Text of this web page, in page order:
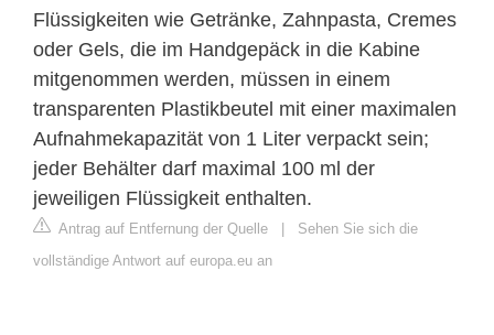
Flüssigkeiten wie Getränke, Zahnpasta, Cremes
oder Gels, die im Handgepäck in die Kabine
mitgenommen werden, müssen in einem
transparenten Plastikbeutel mit einer maximalen
Aufnahmekapazität von 1 Liter verpackt sein;
jeder Behälter darf maximal 100 ml der
jeweiligen Flüssigkeit enthalten.
Antrag auf Entfernung der Quelle
Sehen Sie sich die
vollständige Antwort auf europa.eu an